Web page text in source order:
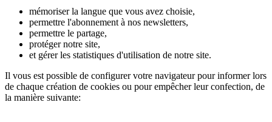
mémoriser la langue que vous avez choisie,
permettre l'abonnement à nos newsletters,
permettre le partage,
protéger notre site,
et gérer les statistiques d'utilisation de notre site.
Il vous est possible de configurer votre navigateur pour informer lors
de chaque création de cookies ou pour empêcher leur confection, de
la manière suivante: